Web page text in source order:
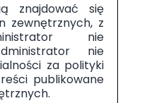
znajdować się
zewnętrznych, z
nie
nie
za polityki
publikowane